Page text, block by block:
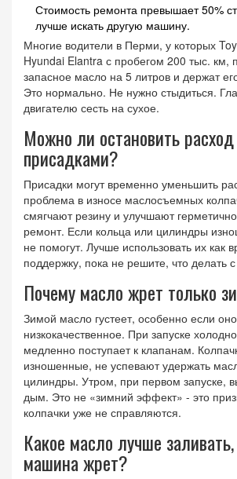
Стоимость ремонта превышает 50%
лучше искать другую машину.
Многие водители в Перми, у которых
Hyundai Elantra с пробегом 200 тыс. км,
запасное масло на 5 литров и держат
Это нормально. Не нужно стыдиться.
двигателю сесть на сухое.
Можно ли остановить
присадками?
Присадки могут временно уменьшить
проблема в износе маслосъемных
смягчают резину и улучшают
ремонт. Если кольца или цилиндры
не помогут. Лучше использовать их как
поддержку, пока не решите, что делать
Почему масло жрет только
Зимой масло густеет, особенно если оно
низкокачественное. При запуске
медленно поступает к клапанам.
изношенные, не успевают удержать
цилиндры. Утром, при первом запуске,
дым. Это не «зимний эффект» - это
колпачки уже не справляются.
Какое масло лучше
машина жрет?